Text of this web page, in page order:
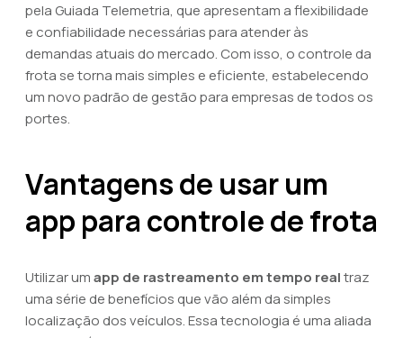
pela Guiada Telemetria, que apresentam a flexibilidade
e confiabilidade necessárias para atender às
demandas atuais do mercado. Com isso, o controle da
frota se torna mais simples e eficiente, estabelecendo
um novo padrão de gestão para empresas de todos os
portes.
Vantagens de usar um
app para controle de frota
Utilizar umapp de rastreamento em tempo realtraz
uma série de benefícios que vão além da simples
localização dos veículos. Essa tecnologia é uma aliada